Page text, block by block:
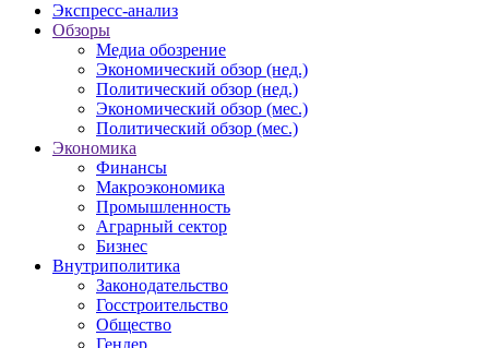
Экспресс-анализ
Обзоры
Медиа обозрение
Экономический обзор (нед.)
Политический обзор (нед.)
Экономический обзор (мес.)
Политический обзор (мес.)
Экономика
Финансы
Макроэкономика
Промышленность
Аграрный сектор
Бизнес
Внутриполитика
Законодательство
Госстроительство
Общество
Гендер